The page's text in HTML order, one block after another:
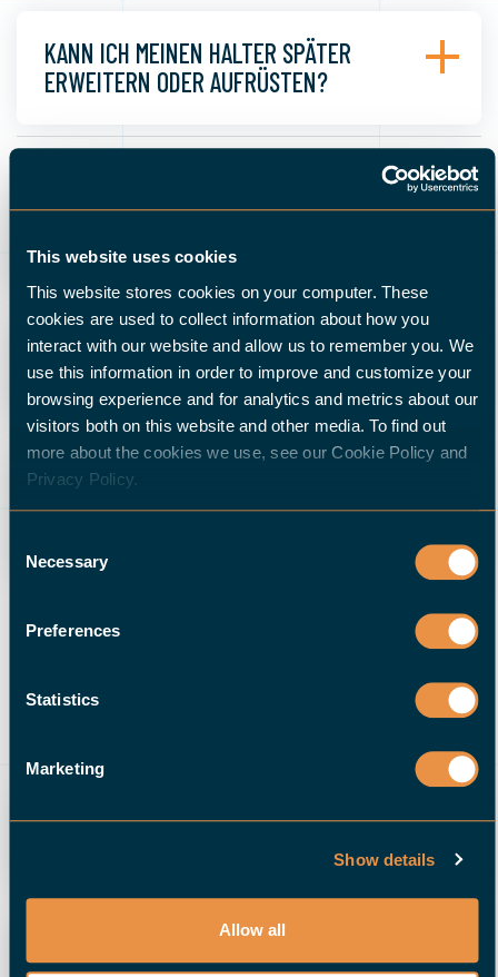
This website uses cookies
This website stores cookies on your computer. These
cookies are used to collect information about how you
interact with our website and allow us to remember you. We
use this information in order to improve and customize your
browsing experience and for analytics and metrics about our
visitors both on this website and other media. To find out
more about the cookies we use, see our Cookie Policy and
Privacy Policy.
Selection
Necessary
Preferences
Statistics
Marketing
Show details
Allow all
KANN ICH MEINEN HALTER SPÄTER
ERWEITERN ODER AUFRÜSTEN?
KANN HALTER MIT EINER ZUKÜNFTIGEN
WELCHE ERWEITERUNGEN SIND VERFÜGBAR?
WAS PASSIERT, WENN SICH MEINE
SUPPORT & SERVICE ↑
GIBT ES LOKALEN SERVICE?